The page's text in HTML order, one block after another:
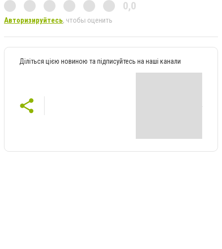
0,0
Авторизируйтесь, чтобы оценить
Діліться цією новиною та підписуйтесь на наші канали